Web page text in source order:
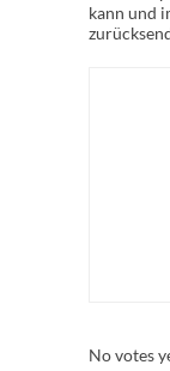
kann und
No votes